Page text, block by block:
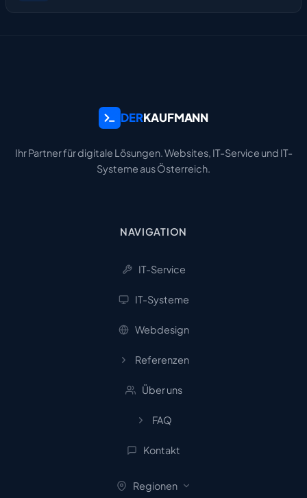
DERKAUFMANN
Ihr Partner für digitale Lösungen. Websites, IT-Service und IT-
Systeme aus Österreich.
NAVIGATION
IT-Service
IT-Systeme
Webdesign
Referenzen
Über uns
FAQ
Kontakt
Regionen